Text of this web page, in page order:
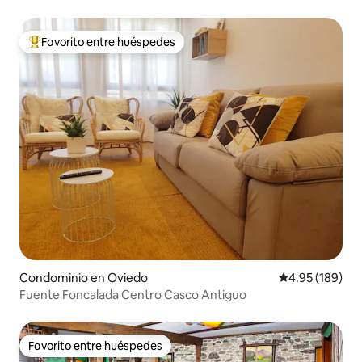
De los mejores en Favorito entre huéspedes
Favorito entre huéspedes
Condominio en Oviedo Calificación
4.95 (189)
Fuente Foncalada Centro Casco Antiguo
Favorito entre huéspedes
Favorito entre huéspedes